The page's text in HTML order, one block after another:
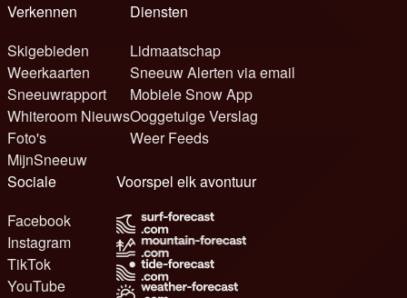
Verkennen
Skigebieden
Weerkaarten
Sneeuwrapport
Whiteroom Nieuws
Foto's
MijnSneeuw
Diensten
Lidmaatschap
Sneeuw Alerten via email
Mobiele Snow App
Ooggetuige Verslag
Weer Feeds
Sociale
Facebook
Instagram
TikTok
YouTube
Voorspel elk avontuur